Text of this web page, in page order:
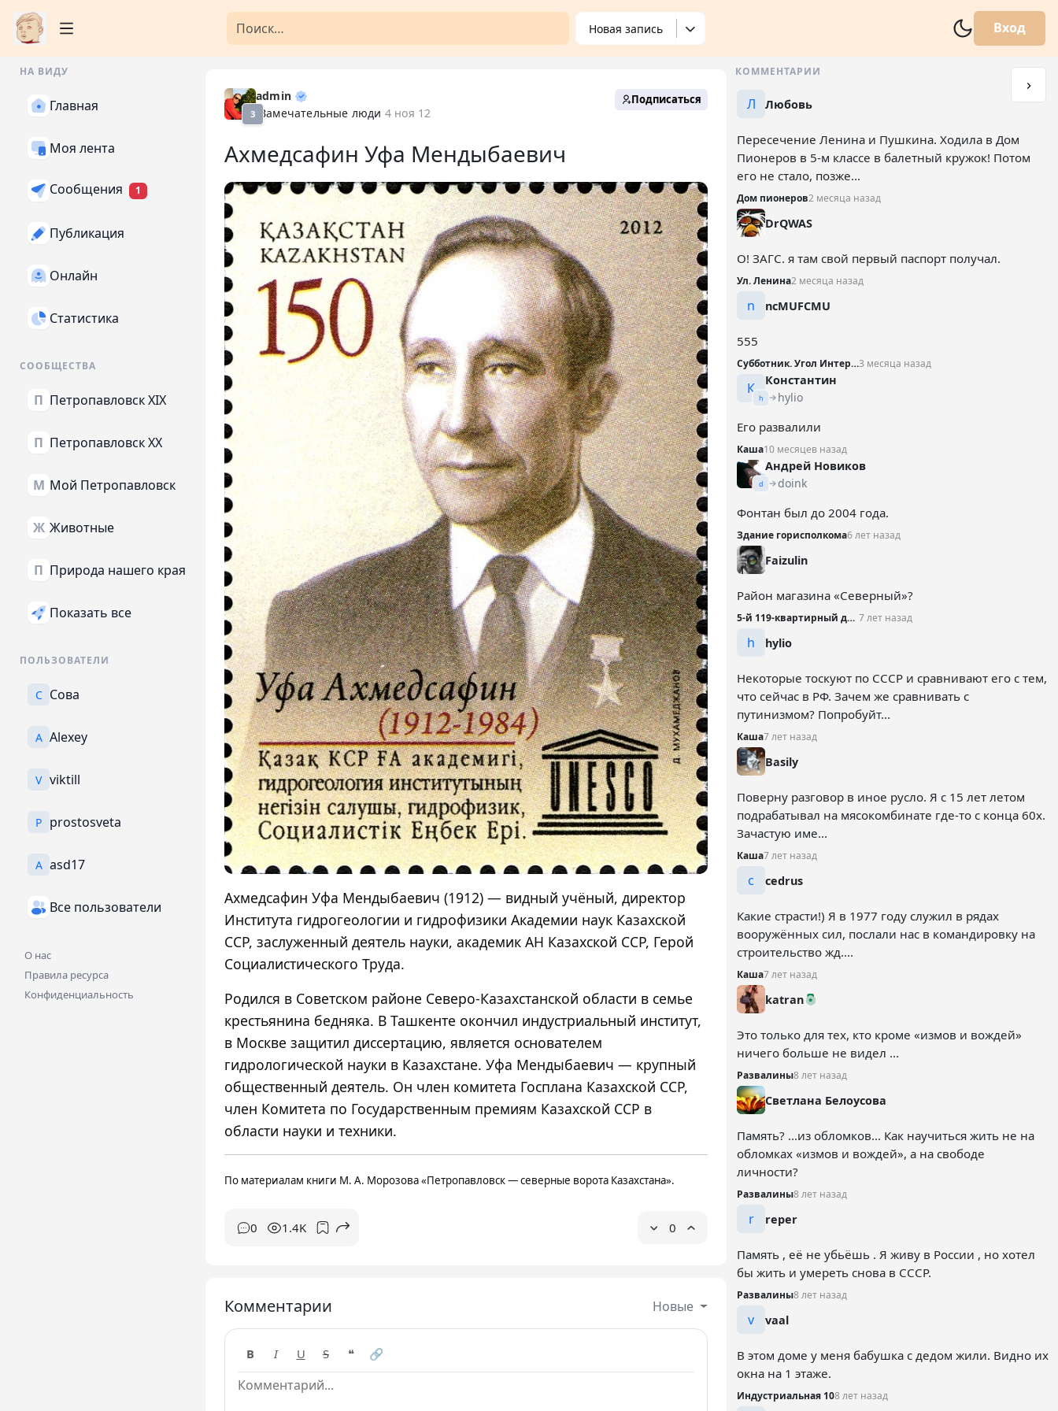
Новая запись Вход
НА ВИДУ
Главная
Моя лента
Сообщения 1
Публикация
Онлайн
Статистика
СООБЩЕСТВА
П Петропавловск XIX
П Петропавловск XX
М Мой Петропавловск
Ж Животные
П Природа нашего края
Показать все
ПОЛЬЗОВАТЕЛИ
С Сова
A Alexey
V viktill
P prostosveta
A asd17
Все пользователи
О нас
Правила ресурса
Конфиденциальность
З
admin
Замечательные люди 4 ноя 12
Подписаться
Ахмедсафин Уфа Мендыбаевич
Ахмедсафин Уфа Мендыбаевич (1912) — видный учёный, директор
Института гидрогеологии и гидрофизики Академии наук Казахской
ССР, заслуженный деятель науки, академик АН Казахской ССР, Герой
Социалистического Труда.
Родился в Советском районе Северо-Казахстанской области в семье
крестьянина бедняка. В Ташкенте окончил индустриальный институт,
в Москве защитил диссертацию, является основателем
гидрологической науки в Казахстане. Уфа Мендыбаевич — крупный
общественный деятель. Он член комитета Госплана Казахской ССР,
член Комитета по Государственным премиям Казахской ССР в
области науки и техники.
По материалам книги М. А. Морозова «Петропавловск — северные ворота Казахстана».
0 1.4K 0
Комментарии Новые
B I U S ❝ 🔗
КОММЕНТАРИИ
Л Любовь
Пересечение Ленина и Пушкина. Ходила в Дом
Пионеров в 5-м классе в балетный кружок! Потом
его не стало, позже...
Дом пионеров2 месяца назад
DrQWAS
О! ЗАГС. я там свой первый паспорт получал.
Ул. Ленина2 месяца назад
n ncMUFCMU
555
Субботник. Угол Интернациональной и Театральной3 месяца назад
К
h
Константин
hylio
Его развалили
Каша10 месяцев назад
d
Андрей Новиков
doink
Фонтан был до 2004 года.
Здание горисполкома6 лет назад
Faizulin
Район магазина «Северный»?
5-й 119-квартирный дом, 1969 год 7 лет назад
h hylio
Некоторые тоскуют по СССР и сравнивают его с тем,
что сейчас в РФ. Зачем же сравнивать с
путинизмом? Попробуйт...
Каша7 лет назад
Basily
Поверну разговор в иное русло. Я с 15 лет летом
подрабатывал на мясокомбинате где-то с конца 60х.
Зачастую име...
Каша7 лет назад
c cedrus
Какие страсти!) Я в 1977 году служил в рядах
вооружённых сил, послали нас в командировку на
строительство жд....
Каша7 лет назад
katran
Это только для тех, кто кроме «измов и вождей»
ничего больше не видел ...
Развалины8 лет назад
Светлана Белоусова
Память? ...из обломков... Как научиться жить не на
обломках «измов и вождей», а на свободе
личности?
Развалины8 лет назад
r reper
Память , её не убьёшь . Я живу в России , но хотел
бы жить и умереть снова в СССР.
Развалины8 лет назад
v vaal
В этом доме у меня бабушка с дедом жили. Видно их
окна на 1 этаже.
Индустриальная 108 лет назад